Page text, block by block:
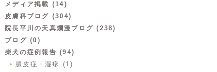
メディア掲載 (14)
皮膚科ブログ (304)
院長平川の天真爛漫ブログ (238)
ブログ (0)
柴犬の症例報告 (94)
膿皮症・湿疹 (1)